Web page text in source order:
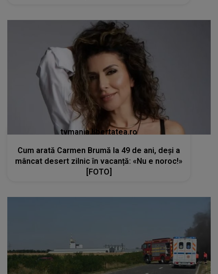
tvmania.libertatea.ro
Cum arată Carmen Brumă la 49 de ani, deși a
mâncat desert zilnic în vacanță: «Nu e noroc!»
[FOTO]